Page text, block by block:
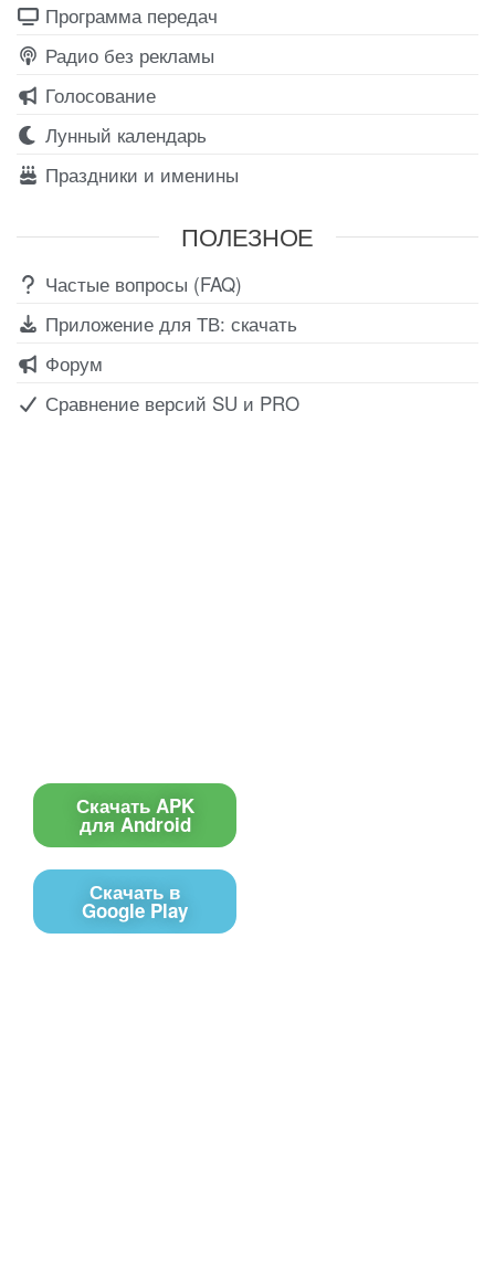
Программа передач
Радио без рекламы
Голосование
Лунный календарь
Праздники и именины
ПОЛЕЗНОЕ
Частые вопросы (FAQ)
Приложение для ТВ: скачать
Форум
Сравнение версий SU и PRO
Скачать APK
для Android
Скачать в
Google Play